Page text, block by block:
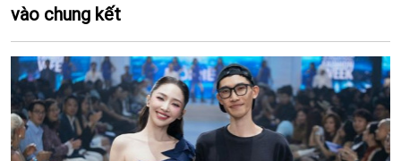
vào chung kết